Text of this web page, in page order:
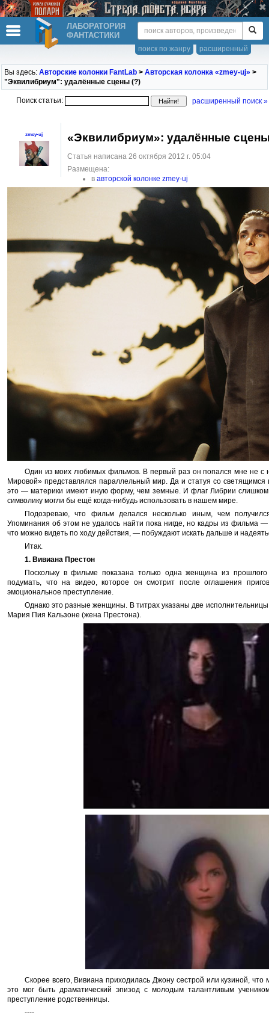
ЛАБОРАТОРИЯ
ФАНТАСТИКИ
расширенный
поиск по жанру
Вы здесь: Авторские колонки FantLab > Авторская колонка «zmey-uj» >
"Эквилибриум": удалённые сцены (?)
Поиск статьи: расширенный поиск »
zmey-uj «Эквилибриум»: удалённые
Статья написана 26 октября 2012 г. 05:04
Размещена:
в авторской колонке zmey-uj
Один из моих любимых фильмов. В первый раз он попался мне не с
Мировой» представлялся параллельный мир. Да и статуя со
это — материки имеют иную форму, чем земные. И флаг Либрии
символику могли бы ещё когда-нибудь использовать в нашем мире.
Подозреваю, что фильм делался несколько иным, чем
Упоминания об этом не удалось найти пока нигде, но кадры из фильма
что можно видеть по ходу действия, — побуждают искать дальше и
Итак.
1. Вивиана Престон
Поскольку в фильме показана только одна женщина из
подумать, что на видео, которое он смотрит после оглашения
эмоциональное преступление.
Однако это разные женщины. В титрах указаны две
Мария Пия Кальзоне (жена Престона).
Скорее всего, Вивиана приходилась Джону сестрой или кузиной,
это мог быть драматический эпизод с молодым талантливым
преступление родственницы.
----